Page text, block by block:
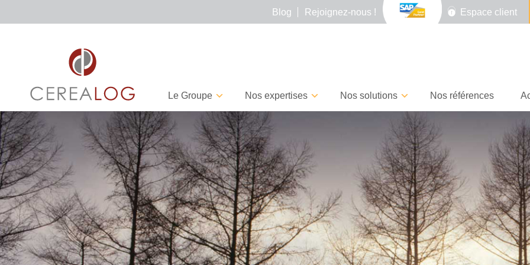
Blog Rejoignez-nous ! Espace client
Le Groupe Nos expertises Nos solutions Nos références
l’année 2025 par Quadient
23 mars 2026
Facturation électronique :
êtes-vous prêt pour
septembre 2026 ?
17 juin 2026
labellisation Numérique
Responsable
9 juin 2026
Team Building 2026 :
4 juin